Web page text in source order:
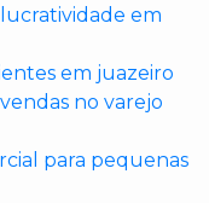
em
em juazeiro
no varejo
para pequenas